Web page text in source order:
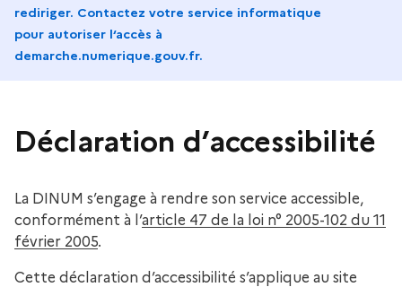
rediriger. Contactez votre service informatique
pour autoriser l‘accès à
demarche.numerique.gouv.fr.
Déclaration d’accessibilité
La DINUM s’engage à rendre son service accessible,
conformément à l’article 47 de la loi n° 2005-102 du 11
février 2005.
Cette déclaration d’accessibilité s’applique au site